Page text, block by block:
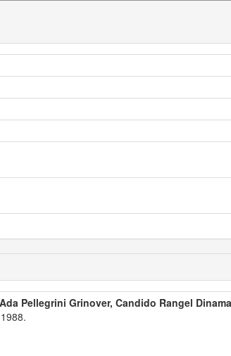
Pellegrini Grinover, Candido Rangel